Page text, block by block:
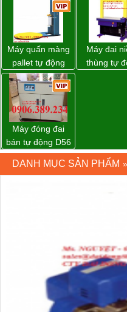
WP-5050SA giá
rẻ Miền Nam
Loan
Máy quấn màng
pallet tự động
WP-55 chính
hãng Wellpack
giá tốt
Máy đai
thùng tự
Máy đóng đai
bán tự động D56
Strapack
DANH MỤC SẢN PHẨM »